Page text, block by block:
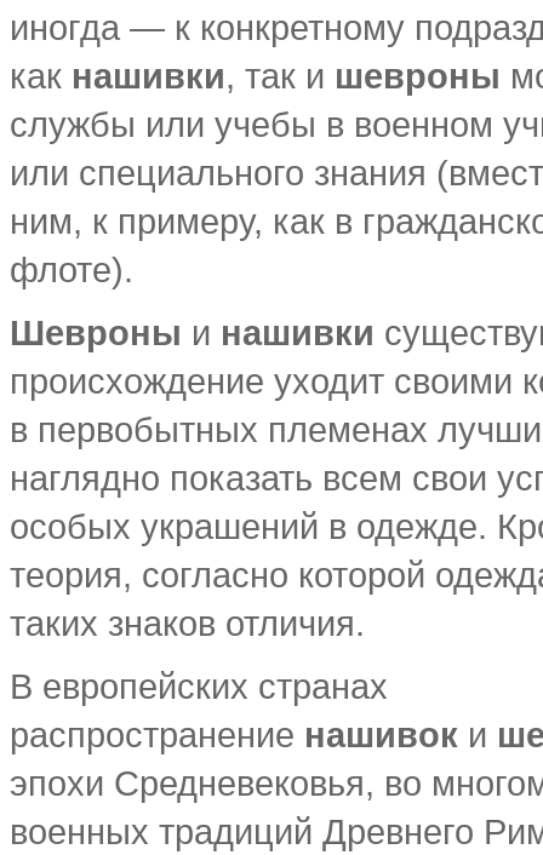
иногда — к конкретному
как нашивки, так и шевроны
службы или учебы в военном
или специального знания
ним, к примеру, как в
флоте).
Шевроны и нашивки
происхождение уходит своими
в первобытных племенах
наглядно показать всем свои
особых украшений в одежде.
теория, согласно которой
таких знаков отличия.
В европейских странах
распространение нашивок и
эпохи Средневековья, во
военных традиций Древнего